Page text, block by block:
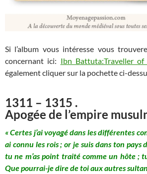
Si l’album vous intéresse vous
concernant ici: Ibn Battuta:Traveller of
également cliquer sur la pochette ci-
1311 – 1315 .
Apogée de l’empire
« Certes j’ai voyagé dans les différentes
ai connu les rois ; or je suis dans ton pays
tu ne m’as point traité comme un hôte ;
Que pourrai-je dire de toi aux autres